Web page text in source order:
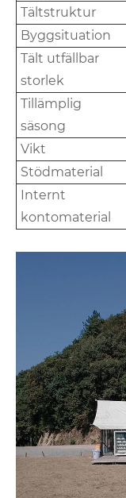
Tältstruktur
Byggsituation
Tält utfällbar
storlek
Tillämplig
säsong
Vikt
Stödmaterial
Internt
kontomaterial